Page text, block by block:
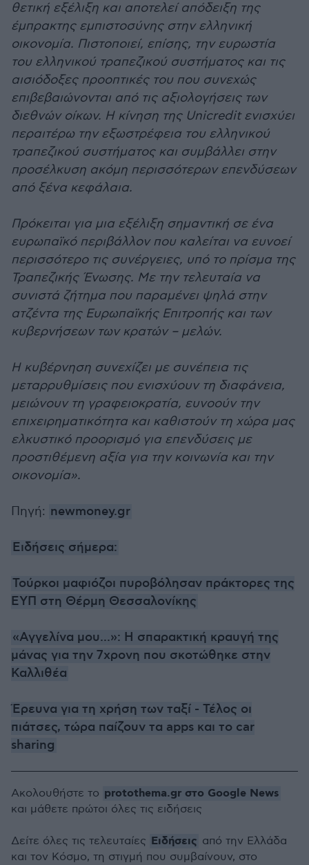
θετική εξέλιξη και αποτελεί απόδειξη της
έμπρακτης εμπιστοσύνης στην ελληνική
οικονομία. Πιστοποιεί, επίσης, την ευρωστία
του ελληνικού τραπεζικού συστήματος και τις
αισιόδοξες προοπτικές του που συνεχώς
επιβεβαιώνονται από τις αξιολογήσεις των
διεθνών οίκων. Η κίνηση της Unicredit ενισχύει
περαιτέρω την εξωστρέφεια του ελληνικού
τραπεζικού συστήματος και συμβάλλει στην
προσέλκυση ακόμη περισσότερων επενδύσεων
από ξένα κεφάλαια.
Πρόκειται για μια εξέλιξη σημαντική σε ένα
ευρωπαϊκό περιβάλλον που καλείται να ευνοεί
περισσότερο τις συνέργειες, υπό το πρίσμα της
Τραπεζικής Ένωσης. Με την τελευταία να
συνιστά ζήτημα που παραμένει ψηλά στην
ατζέντα της Ευρωπαϊκής Επιτροπής και των
κυβερνήσεων των κρατών – μελών.
Η κυβέρνηση συνεχίζει με συνέπεια τις
μεταρρυθμίσεις που ενισχύουν τη διαφάνεια,
μειώνουν τη γραφειοκρατία, ευνοούν την
επιχειρηματικότητα και καθιστούν τη χώρα μας
ελκυστικό προορισμό για επενδύσεις με
προστιθέμενη αξία για την κοινωνία και την
οικονομία».
Πηγή: newmoney.gr
Ειδήσεις σήμερα:
Τούρκοι μαφιόζοι πυροβόλησαν πράκτορες της
ΕΥΠ στη Θέρμη Θεσσαλονίκης
«Αγγελίνα μου...»: Η σπαρακτική κραυγή της
μάνας για την 7χρονη που σκοτώθηκε στην
Καλλιθέα
Έρευνα για τη χρήση των ταξί - Τέλος οι
πιάτσες, τώρα παίζουν τα apps και το car
sharing
Ακολουθήστε το protothema.gr στο Google News
και μάθετε πρώτοι όλες τις ειδήσεις
Δείτε όλες τις τελευταίες Ειδήσεις από την Ελλάδα
και τον Κόσμο, τη στιγμή που συμβαίνουν, στο